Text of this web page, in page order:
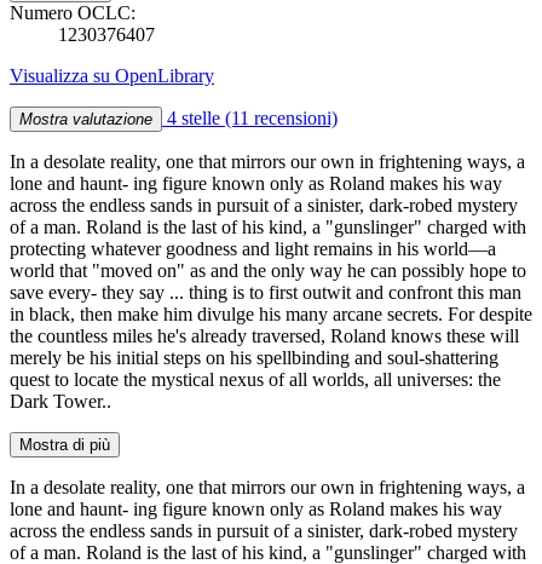
Numero OCLC:
1230376407
Visualizza su OpenLibrary
Mostra valutazione 4 stelle (11 recensioni)
In a desolate reality, one that mirrors our own in frightening ways, a
lone and haunt- ing figure known only as Roland makes his way
across the endless sands in pursuit of a sinister, dark-robed mystery
of a man. Roland is the last of his kind, a "gunslinger" charged with
protecting whatever goodness and light remains in his world—a
world that "moved on" as and the only way he can possibly hope to
save every- they say ... thing is to first outwit and confront this man
in black, then make him divulge his many arcane secrets. For despite
the countless miles he's already traversed, Roland knows these will
merely be his initial steps on his spellbinding and soul-shattering
quest to locate the mystical nexus of all worlds, all universes: the
Dark Tower..
Mostra di più
In a desolate reality, one that mirrors our own in frightening ways, a
lone and haunt- ing figure known only as Roland makes his way
across the endless sands in pursuit of a sinister, dark-robed mystery
of a man. Roland is the last of his kind, a "gunslinger" charged with